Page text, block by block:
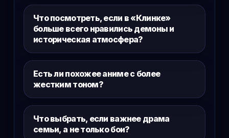
Что посмотреть, если в «Клинке»
больше всего нравились демоны и
историческая атмосфера?
Есть ли похожее аниме с более
жестким тоном?
Что выбрать, если важнее драма
семьи, а не только бои?